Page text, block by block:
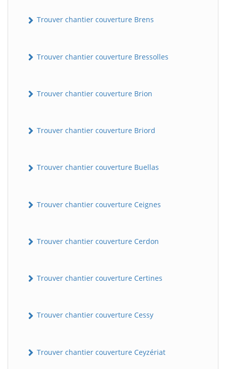
Trouver chantier couverture Brens
Trouver chantier couverture Bressolles
Trouver chantier couverture Brion
Trouver chantier couverture Briord
Trouver chantier couverture Buellas
Trouver chantier couverture Ceignes
Trouver chantier couverture Cerdon
Trouver chantier couverture Certines
Trouver chantier couverture Cessy
Trouver chantier couverture Ceyzériat